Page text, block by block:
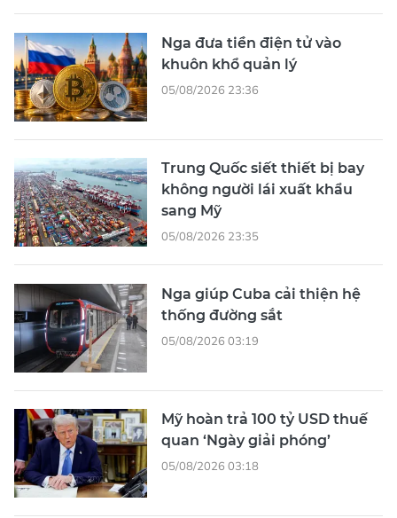
Nga đưa tiền điện tử vào
khuôn khổ quản lý
05/08/2026 23:36
Trung Quốc siết thiết bị bay
không người lái xuất khẩu
sang Mỹ
05/08/2026 23:35
Nga giúp Cuba cải thiện hệ
thống đường sắt
05/08/2026 03:19
Mỹ hoàn trả 100 tỷ USD thuế
quan ‘Ngày giải phóng’
05/08/2026 03:18